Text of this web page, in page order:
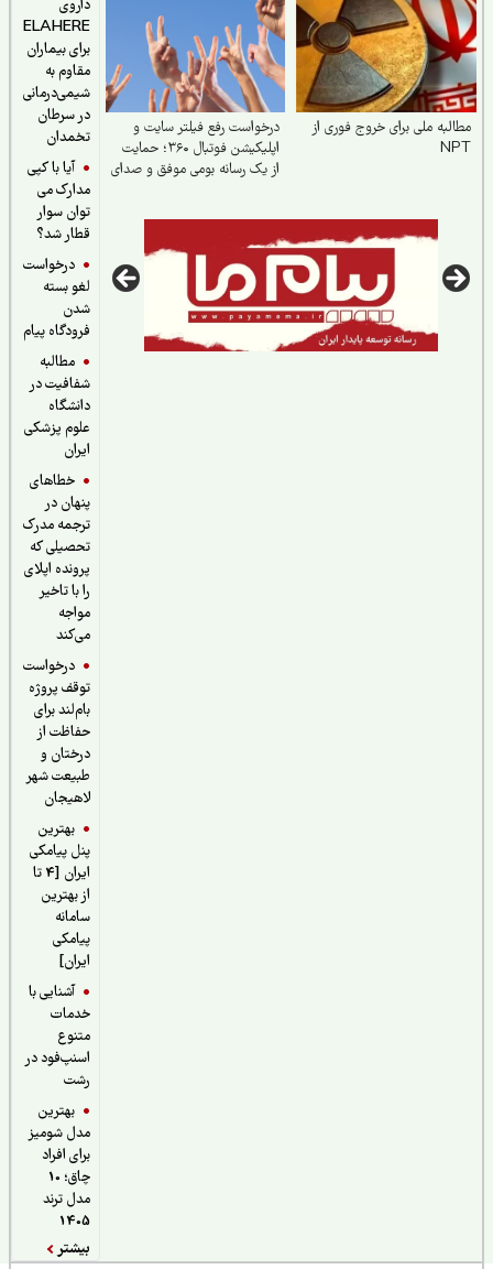
ELAHERE
برای بیماران
مقاوم به
شیمی‌درمانی
در سرطان
تخمدان
آیا با کپی
مدارک می
توان سوار
قطار شد؟
درخواست
لغو بسته
فرودگاه پیام
مطالبه
شفافیت در
دانشگاه
علوم پزشکی
خطاهای
پنهان در
ترجمه مدرک
تحصیلی که
پرونده اپلای
را با تاخیر
درخواست
توقف پروژه
بام‌لند برای
حفاظت از
درختان و
طبیعت شهر
لاهیجان
بهترین
پنل پیامکی
ایران [4 تا
از بهترین
سامانه
پیامکی
آشنایی با
خدمات
اسنپ‌فود در
بهترین
مدل شومیز
برای افراد
چاق؛ 10
مدل ترند
کشور
ملی برای خروج فوری از
درخواست رفع فیلتر سایت و
اپلیکیشن فوتبال ۳۶۰؛ حمایت
از یک رسانه بومی موفق و صدای